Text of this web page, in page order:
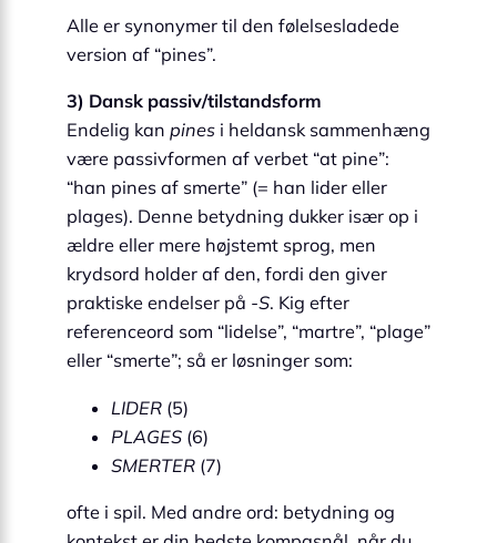
Alle er synonymer til den følelsesladede
version af “pines”.
3) Dansk passiv/tilstandsform
Endelig kan pines i hel­dansk sammen­hæng
være passivformen af verbet “at pine”:
“han pines af smerte” (= han lider eller
plages). Denne betydning dukker især op i
ældre eller mere højstemt sprog, men
krydsord holder af den, fordi den giver
praktiske endelser på -S. Kig efter
reference­ord som “lidelse”, “martre”, “plage”
eller “smerte”; så er løsninger som:
LIDER (5)
PLAGES (6)
SMERTER (7)
ofte i spil. Med andre ord: betydning og